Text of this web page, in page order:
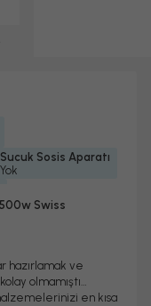
Sucuk Sosis Aparatı
Yok
Turbo Fonksiyonu
Var
Swiss
hazırlamak ve
olmamıştı…
en kısa